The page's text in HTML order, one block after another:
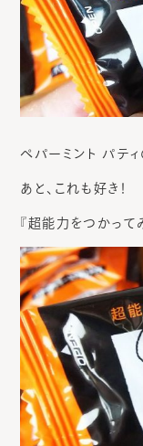
ペパーミント パテ
あと、これも好き！
『超能力をつかってみ